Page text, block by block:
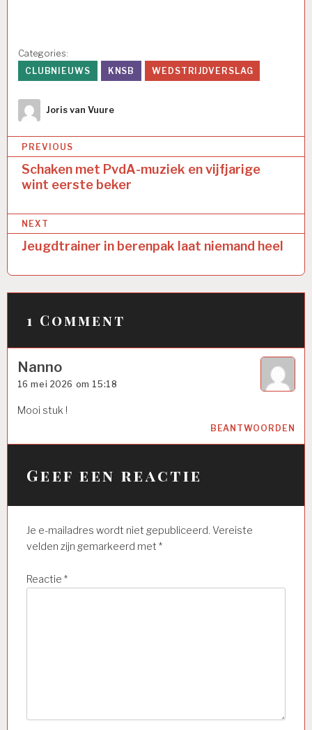
Categories:
CLUBNIEUWS
KNSB WEDSTRIJDVERSLAG
Author
Joris van Vuure
Bericht
navigatie
PREVIOUS
Schaken met PvdA-muziek en vijfjarige
wint eerste beker
NEXT
Jeugdtrainer in berenpak laat niemand heel
1 Comment
Nanno
16 mei 2026 om 15:18
Mooi stuk !
BEANTWOORDEN
Geef een reactie
Je e-mailadres wordt niet gepubliceerd. Vereiste
velden zijn gemarkeerd met *
Reactie *